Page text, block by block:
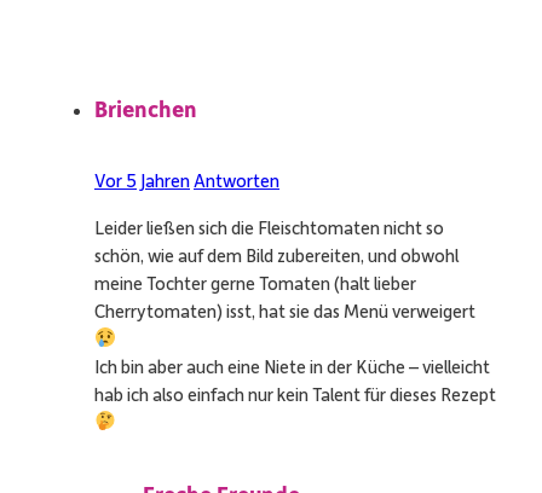
Brienchen
Vor 5 Jahren Antworten
Leider ließen sich die Fleischtomaten nicht so
schön, wie auf dem Bild zubereiten, und obwohl
meine Tochter gerne Tomaten (halt lieber
Cherrytomaten) isst, hat sie das Menü verweigert
Ich bin aber auch eine Niete in der Küche – vielleicht
hab ich also einfach nur kein Talent für dieses Rezept